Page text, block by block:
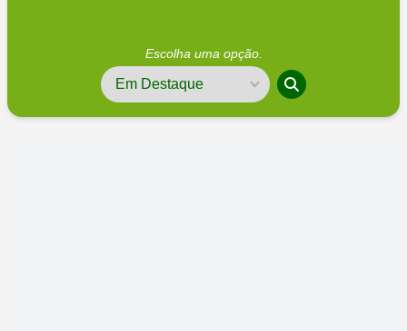
Escolha uma opção.